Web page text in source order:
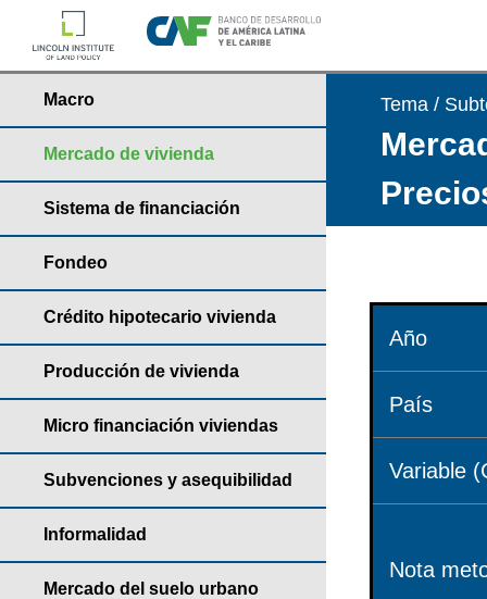
Macro
Mercado de vivienda
Sistema de financiación
Fondeo
Crédito hipotecario vivienda
Producción de vivienda
Micro financiación viviendas
Subvenciones y asequibilidad
Informalidad
Mercado del suelo urbano
Tema /
Año
País
Variable
Nota